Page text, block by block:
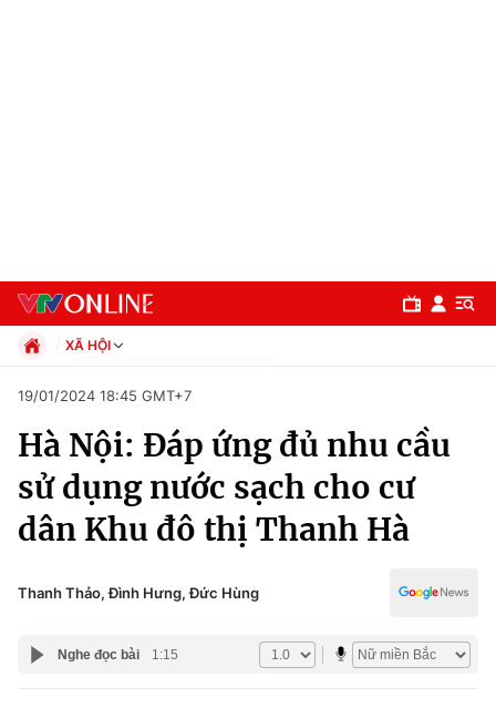
Chuyên mục
Chính trị
XÃ HỘI
Xã hội
Pháp luật
Kinh tế
Thể thao
Truyền hình
Đời sống
Giáo dục
19/01/2024 18:45 GMT+7
Hà Nội: Đáp ứng đủ nhu cầu
sử dụng nước sạch cho cư
dân Khu đô thị Thanh Hà
Thanh Thảo, Đình Hưng, Đức Hùng
Nghe đọc bài 1:15